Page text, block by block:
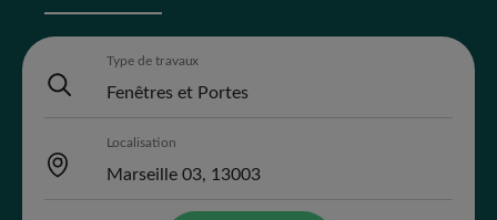
Type de travaux
Localisation